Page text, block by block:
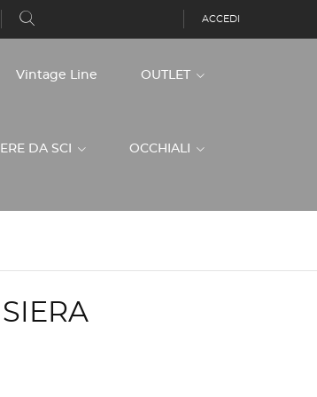
ACCEDI
Vintage Line OUTLET
DA SCI OCCHIALI